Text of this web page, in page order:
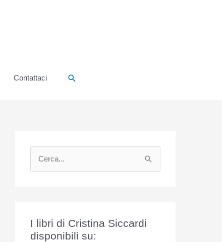
Contattaci Cerca
:I libri di Cristina Siccardi
disponibili su: